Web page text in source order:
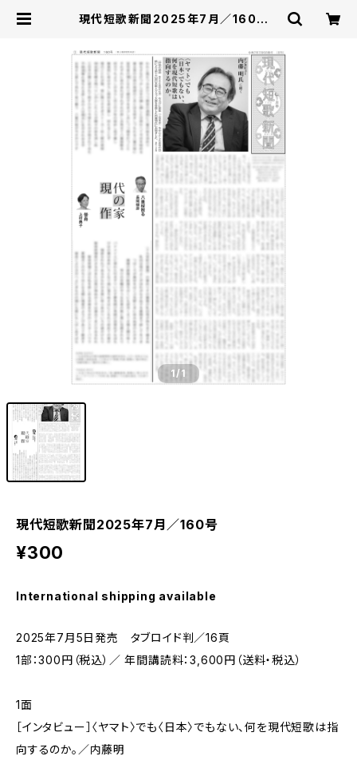
現代短歌新聞2025年7月／160号 |
1/1
現代短歌新聞2025年7月／160号
¥300
International shipping available
2025年7月5日発売 タブロイド判／16頁
1部：300円（税込）／ 年間講読料：3,600円（送料・税込）
1面
［インタビュー］〈ヤマト〉でも〈日本〉でもない、何を現代短歌は指
向するのか。／内藤明